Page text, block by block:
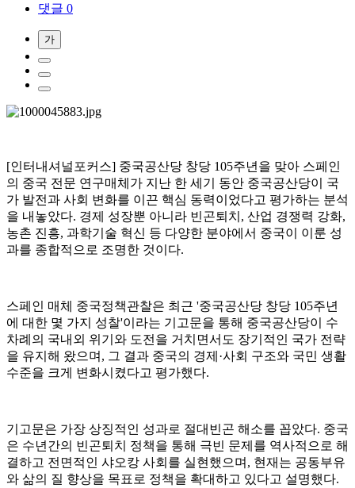
댓글 0
가
[인터내셔널포커스] 중국공산당 창당 105주년을 맞아 스페인
의 중국 전문 연구매체가 지난 한 세기 동안 중국공산당이 국
가 발전과 사회 변화를 이끈 핵심 동력이었다고 평가하는 분석
을 내놓았다. 경제 성장뿐 아니라 빈곤퇴치, 산업 경쟁력 강화,
농촌 진흥, 과학기술 혁신 등 다양한 분야에서 중국이 이룬 성
과를 종합적으로 조명한 것이다.
스페인 매체 중국정책관찰은 최근 '중국공산당 창당 105주년
에 대한 몇 가지 성찰'이라는 기고문을 통해 중국공산당이 수
차례의 국내외 위기와 도전을 거치면서도 장기적인 국가 전략
을 유지해 왔으며, 그 결과 중국의 경제·사회 구조와 국민 생활
수준을 크게 변화시켰다고 평가했다.
기고문은 가장 상징적인 성과로 절대빈곤 해소를 꼽았다. 중국
은 수년간의 빈곤퇴치 정책을 통해 극빈 문제를 역사적으로 해
결하고 전면적인 샤오캉 사회를 실현했으며, 현재는 공동부유
와 삶의 질 향상을 목표로 정책을 확대하고 있다고 설명했다.